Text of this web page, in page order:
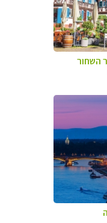
השחור